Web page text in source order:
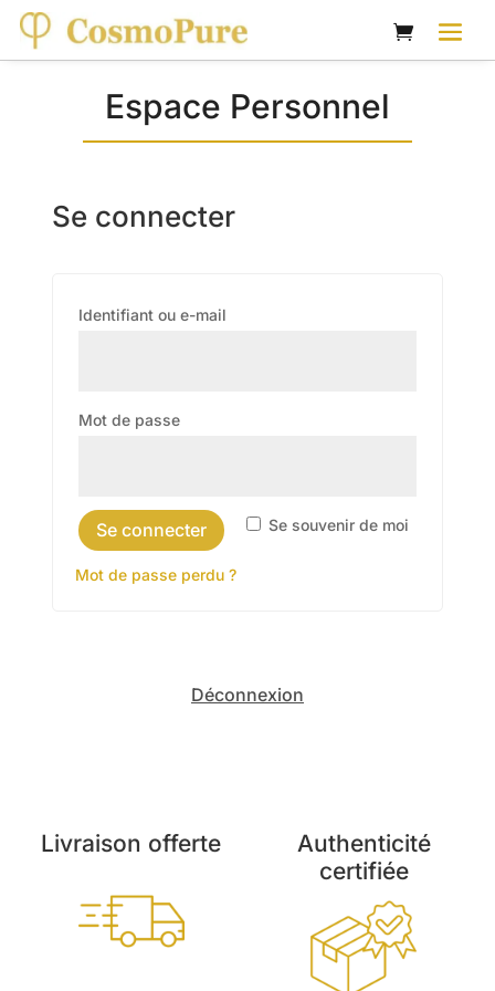
Espace Personnel
Se connecter
Identifiant ou e-mail
Mot de passe
Se souvenir de moi
Se connecter
Mot de passe perdu ?
Déconnexion
Livraison offerte
Authenticité
certifiée